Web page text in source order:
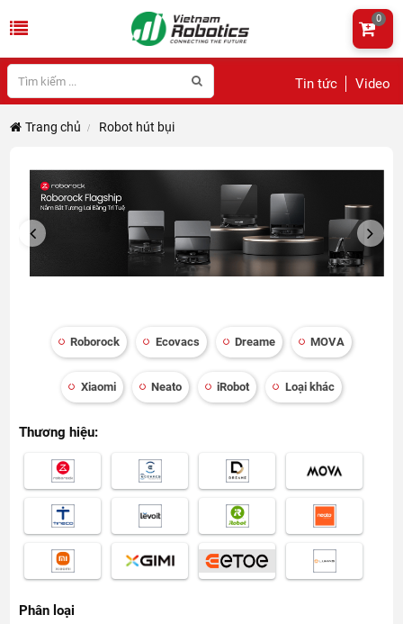
Tin tức Video
0
Trang chủ Robot hút bụi
PREVIOUS NEXT
Roborock Ecovacs Dreame MOVA
Xiaomi Neato iRobot Loại khác
Thương hiệu:
Phân loại